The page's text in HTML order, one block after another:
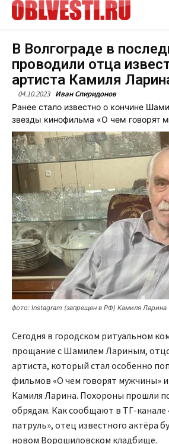
В Волгограде в
проводили отца
артиста Камиля
04.10.2023 Иван Спиридонов
Ранее стало известно о кончине
звезды кинофильма «О чем говорят
фото: Instagram (запрещен в РФ) Камиля Ларина
Сегодня в городском ритуальном
прощание с Шамилем Лариным,
артиста, который стал особенно
фильмов «О чем говорят мужчины»
Камиля Ларина. Похороны прошли
обрядам. Как сообщают в ТГ-канале
патруль», отец известного актёра
новом Ворошиловском кладбище.